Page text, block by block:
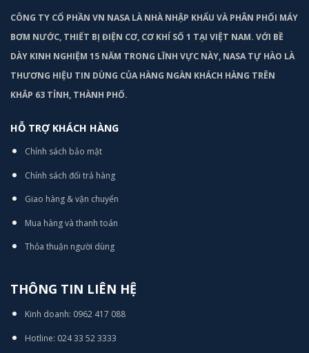
CÔNG TY CỔ PHẦN VN NASA LÀ NHÀ NHẬP KHẨU VÀ PHÂN PHỐI MÁY
BƠM NƯỚC, THIẾT BỊ ĐIỆN CƠ, CƠ KHÍ SỐ 1 TẠI VIỆT NAM. VỚI BỀ
DÀY KINH NGHIỆM 15 NĂM TRONG LĨNH VỰC NÀY, NASA TỰ HÀO LÀ
THƯƠNG HIỆU TIN DÙNG CỦA HÀNG NGÀN KHÁCH HÀNG TRÊN
KHẮP 63 TỈNH, THÀNH PHỐ.
HỖ TRỢ KHÁCH HÀNG
Chính sách bảo mật
Chính sách đổi trả hàng
Giao hàng & vận chuyển
Mua hàng và thanh toán
Thỏa thuận người dùng
THÔNG TIN LIÊN HỆ
Kinh doanh: 0962 417 088
Hotline: 024 33 52 3333